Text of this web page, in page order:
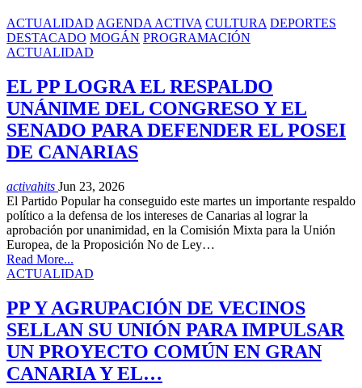
ACTUALIDAD AGENDA ACTIVA CULTURA DEPORTES
DESTACADO MOGÁN PROGRAMACIÓN
ACTUALIDAD
EL PP LOGRA EL RESPALDO
UNÁNIME DEL CONGRESO Y EL
SENADO PARA DEFENDER EL POSEI
DE CANARIAS
activahits Jun 23, 2026
El Partido Popular ha conseguido este martes un importante respaldo
político a la defensa de los intereses de Canarias al lograr la
aprobación por unanimidad, en la Comisión Mixta para la Unión
Europea, de la Proposición No de Ley…
Read More...
ACTUALIDAD
PP Y AGRUPACIÓN DE VECINOS
SELLAN SU UNIÓN PARA IMPULSAR
UN PROYECTO COMÚN EN GRAN
CANARIA Y EL…